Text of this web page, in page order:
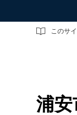
このサ
サイト内検索
浦